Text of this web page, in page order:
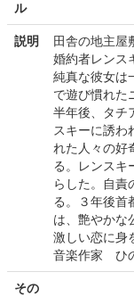
ル
説明
田舎の地主屋
婚約者レンス
純真な彼女は
で遊び慣れた
半年後、タチ
スキーに誘わ
れた人々の好
る。レンスキ
らした。自責
る。３年後首
は、艶やかな
激しい恋に身
音楽作家 ひ
その